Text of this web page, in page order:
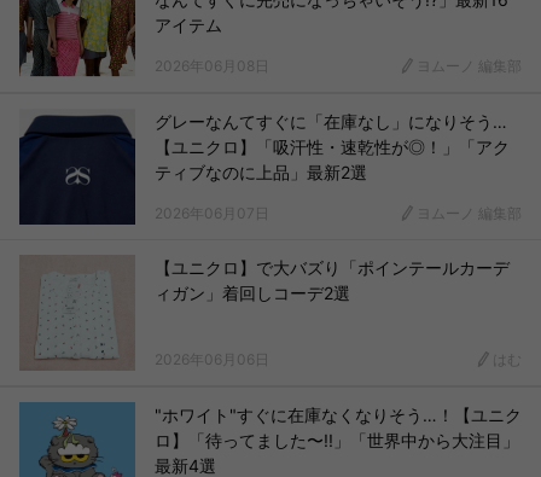
アイテム
2026年06月08日 ヨムーノ 編集部
グレーなんてすぐに「在庫なし」になりそう…
【ユニクロ】「吸汗性・速乾性が◎！」「アク
ティブなのに上品」最新2選
2026年06月07日 ヨムーノ 編集部
【ユニクロ】で大バズり「ポインテールカーデ
ィガン」着回しコーデ2選
2026年06月06日 はむ
"ホワイト"すぐに在庫なくなりそう…！【ユニク
ロ】「待ってました〜!!」「世界中から大注目」
最新4選